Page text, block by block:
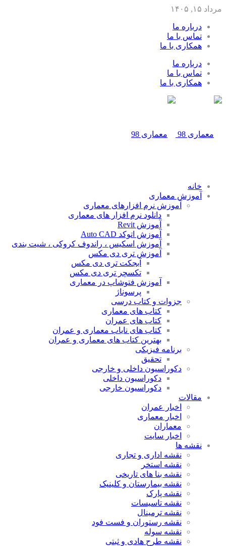
مرداد ۱۵, ۱۴۰۵
درباره ما
تماس با ما
همکاری با ما
درباره ما
تماس با ما
همکاری با ما
خانه
آموزش معماری
آموزش نرم افزارهای معماری
دانلود نرم افزار های معماری
آموزش Revit
آموزش اتوکد Auto CAD
آموزش اسکیس ، راندوف کروکی ، شیت بندی
آموزش تری دی مکس
آبجکت تری دی مکس
تکسچر تری دی مکس
آموزش فتوشاپ در معماری
پرسوناژ
جزوات و کتاب درسی
کتاب های معماری
کتاب های عمران
کتاب های نایاب معماری و عمران
بهترین کتاب های معماری و عمران
برنامه فیزیکی
تحقیق
دکوراسیون داخلی و خارجی
دکوراسیون داخلی
دکوراسیون خارجی
مقالات
اخبار عمران
اخبار معماری
معماران
اخبار سایت
نقشه ها
نقشه اداری و تجاری
نقشه استخر
نقشه بنا های تاریخی
نقشه بیمارستان و کلینیک
نقشه پارک
نقشه تاسیسات
نقشه ترمینال
نقشه رستوران و فست فود
نقشه سوله
نقشه طرح هادی و ثبتی